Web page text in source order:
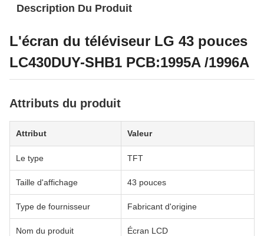
Description Du Produit
L'écran du téléviseur LG 43 pouces
LC430DUY-SHB1 PCB:1995A /1996A
Attributs du produit
Attribut Valeur
Le type TFT
Taille d'affichage 43 pouces
Type de fournisseur Fabricant d'origine
Nom du produit Écran LCD